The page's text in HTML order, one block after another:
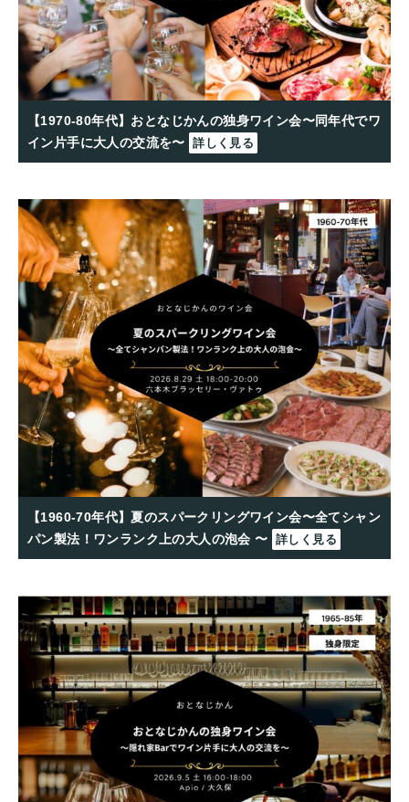
【1970-80年代】おとなじかんの独身ワイン会〜同年代でワ
イン片手に大人の交流を〜
詳しく見る
【1960-70年代】夏のスパークリングワイン会〜全てシャン
パン製法！ワンランク上の大人の泡会 〜 詳しく見る